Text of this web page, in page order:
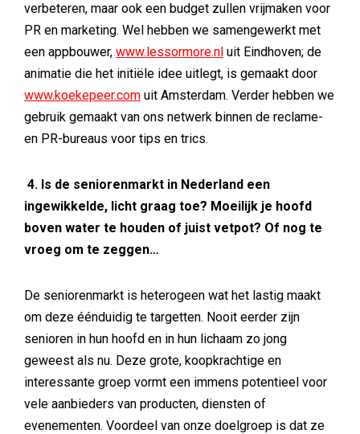
verbeteren, maar ook een budget zullen vrijmaken voor
PR en marketing. Wel hebben we samengewerkt met
een appbouwer, www.lessormore.nl uit Eindhoven; de
animatie die het initiële idee uitlegt, is gemaakt door
www.koekepeer.com uit Amsterdam. Verder hebben we
gebruik gemaakt van ons netwerk binnen de reclame-
en PR-bureaus voor tips en trics.
4. Is de seniorenmarkt in Nederland een
ingewikkelde, licht graag toe? Moeilijk je hoofd
boven water te houden of juist vetpot? Of nog te
vroeg om te zeggen…
De seniorenmarkt is heterogeen wat het lastig maakt
om deze éénduidig te targetten. Nooit eerder zijn
senioren in hun hoofd en in hun lichaam zo jong
geweest als nu. Deze grote, koopkrachtige en
interessante groep vormt een immens potentieel voor
vele aanbieders van producten, diensten of
evenementen. Voordeel van onze doelgroep is dat ze